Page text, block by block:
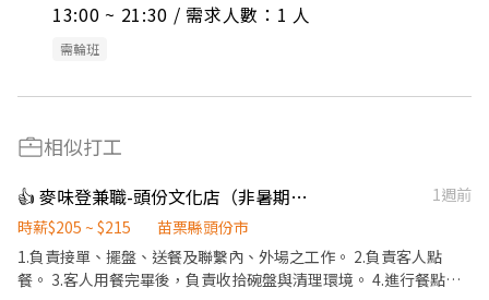
13:00 ~ 21:30 / 需求人數：1 人
需輪班
相似打工
👍 麥味登兼職-頭份文化店（非暑期職缺）
1週前
時薪$205 ~ $215
苗栗縣頭份市
1.負責接單、擺盤、送餐及聯繫內、外場之工作。 2.負責客人點
餐。 3.客人用餐完畢後，負責收拾碗盤與清理環境。 4.進行餐點料